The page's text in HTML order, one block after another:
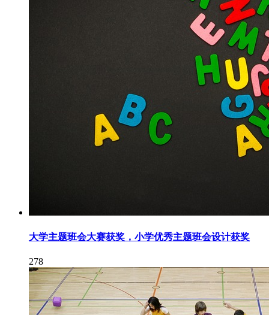
大学主题班会大赛获奖，小学优秀主题班会设计获奖
278